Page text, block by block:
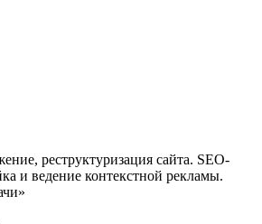
реструктуризация сайта. SEO-
и ведение контекстной рекламы.